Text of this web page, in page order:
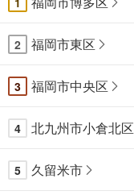
2 福岡市東区
3 福岡市中央区
4 北九州市小倉北区
5 久留米市